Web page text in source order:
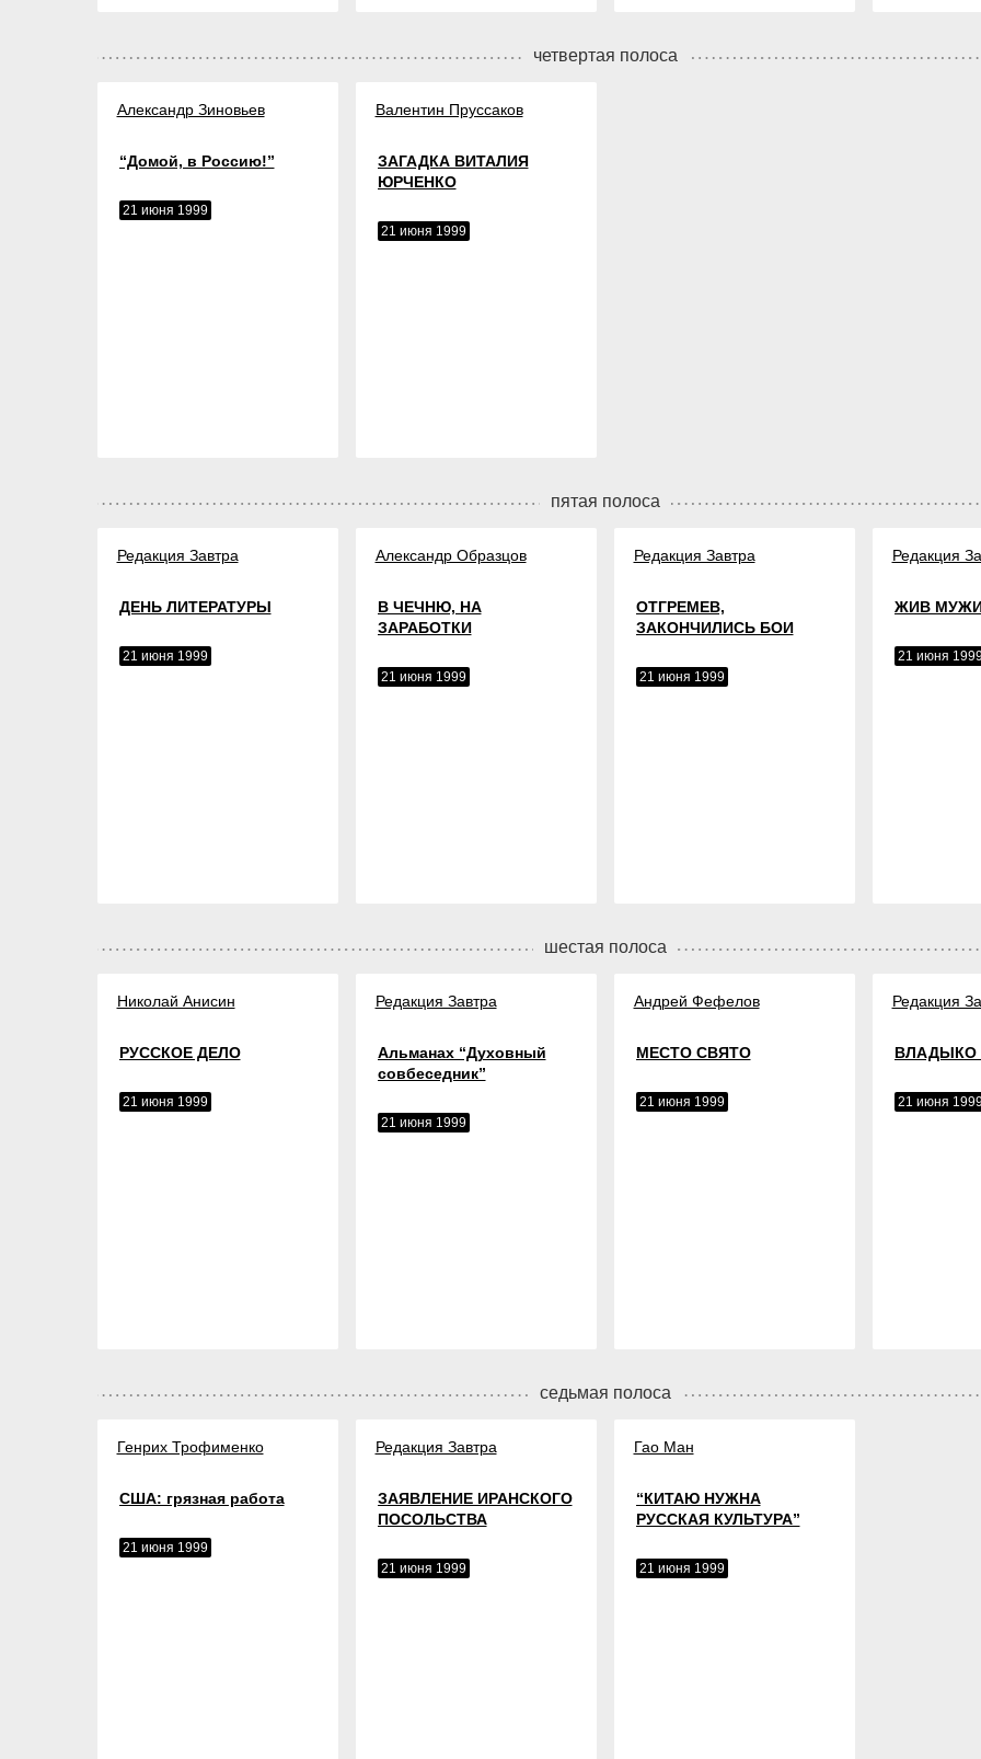
четвертая полоса
Александр Зиновьев
“Домой, в Россию!”
21 июня 1999
Валентин Пруссаков
ЗАГАДКА ВИТАЛИЯ
ЮРЧЕНКО
21 июня 1999
пятая полоса
Редакция Завтра
ДЕНЬ ЛИТЕРАТУРЫ
21 июня 1999
Александр Образцов
В ЧЕЧНЮ, НА
ЗАРАБОТКИ
21 июня 1999
Редакция Завтра
ОТГРЕМЕВ,
ЗАКОНЧИЛИСЬ БОИ
21 июня 1999
Редакция
ЖИВ
21 июня
шестая полоса
Николай Анисин
РУССКОЕ ДЕЛО
21 июня 1999
Редакция Завтра
Альманах “Духовный
совбеседник”
21 июня 1999
Андрей Фефелов
МЕСТО СВЯТО
21 июня 1999
Редакция
ВЛАДЫКО
21 июня
седьмая полоса
Генрих Трофименко
США: грязная работа
21 июня 1999
Редакция Завтра
ЗАЯВЛЕНИЕ ИРАНСКОГО
ПОСОЛЬСТВА
21 июня 1999
Гао Ман
“КИТАЮ НУЖНА
РУССКАЯ КУЛЬТУРА”
21 июня 1999